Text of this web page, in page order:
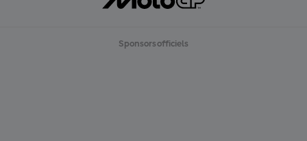
Sponsors officiels